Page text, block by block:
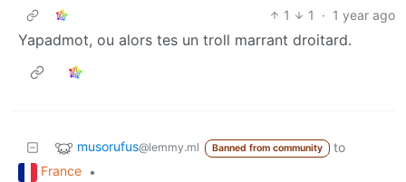
1
1 · 1 year ago
Yapadmot, ou alors tes un troll marrant droitard.
musorufus@lemmy.ml Banned from community
to
France •